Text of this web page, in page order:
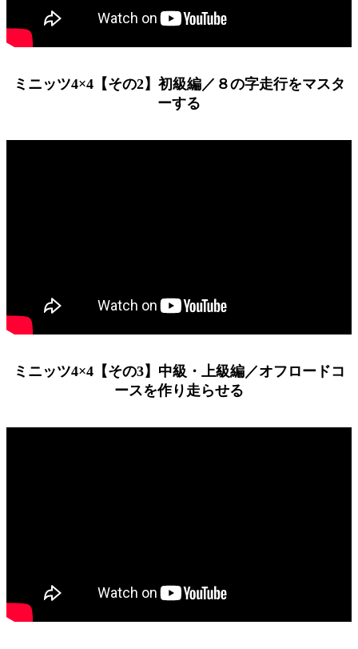
ミニッツ4×4【その2】初級編／８の字走行をマスタ
ーする
ミニッツ4×4【その3】中級・上級編／オフロードコ
ースを作り走らせる